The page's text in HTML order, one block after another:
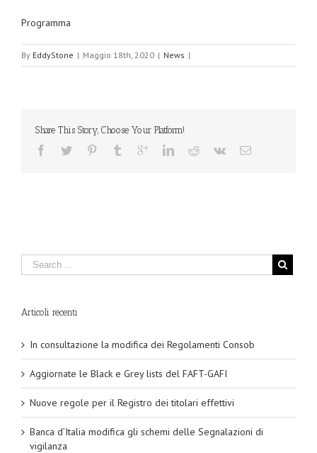
Programma
By EddyStone | Maggio 18th, 2020 | News |
Share This Story, Choose Your Platform!
Articoli recenti
In consultazione la modifica dei Regolamenti Consob
Aggiornate le Black e Grey lists del FAFT-GAFI
Nuove regole per il Registro dei titolari effettivi
Banca d’Italia modifica gli schemi delle Segnalazioni di
vigilanza